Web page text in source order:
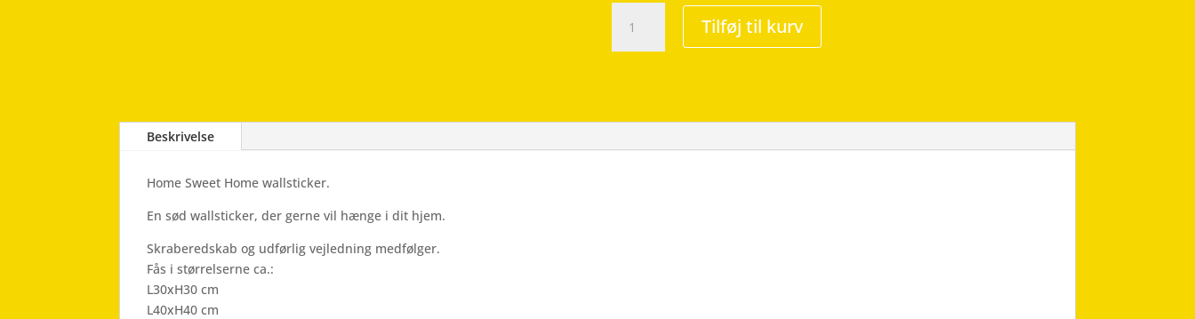
Sweet
Home
Tilføj til kurv
Beskrivelse
Home Sweet Home wallsticker.
En sød wallsticker, der gerne vil hænge i dit hjem.
Skraberedskab og udførlig vejledning medfølger.
Fås i størrelserne ca.:
L30xH30 cm
L40xH40 cm